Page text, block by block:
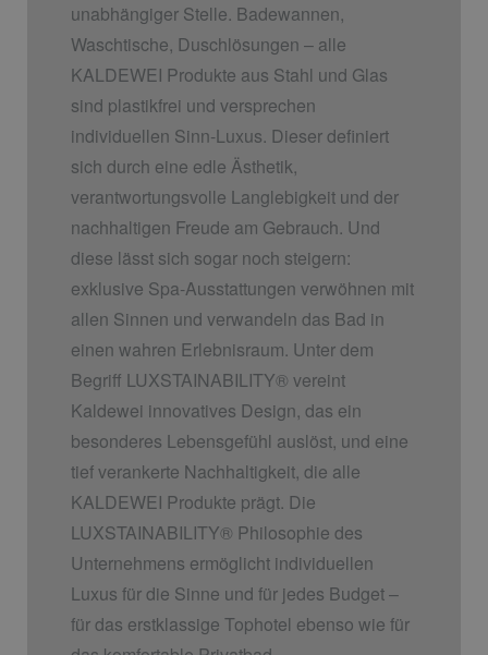
unabhängiger Stelle. Badewannen,
Waschtische, Duschlösungen – alle
KALDEWEI Produkte aus Stahl und Glas
sind plastikfrei und versprechen
individuellen Sinn-Luxus. Dieser definiert
sich durch eine edle Ästhetik,
verantwortungsvolle Langlebigkeit und der
nachhaltigen Freude am Gebrauch. Und
diese lässt sich sogar noch steigern:
exklusive Spa-Ausstattungen verwöhnen mit
allen Sinnen und verwandeln das Bad in
einen wahren Erlebnisraum. Unter dem
Begriff LUXSTAINABILITY® vereint
Kaldewei innovatives Design, das ein
besonderes Lebensgefühl auslöst, und eine
tief verankerte Nachhaltigkeit, die alle
KALDEWEI Produkte prägt. Die
LUXSTAINABILITY® Philosophie des
Unternehmens ermöglicht individuellen
Luxus für die Sinne und für jedes Budget –
für das erstklassige Tophotel ebenso wie für